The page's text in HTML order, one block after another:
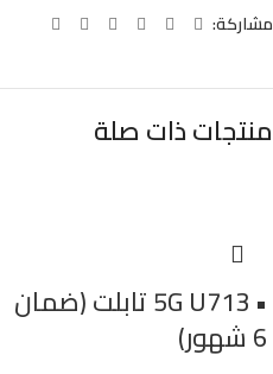
مشاركة:
منتجات ذات صلة
• 5G U713 تابلت (ضمان
6 شهور)